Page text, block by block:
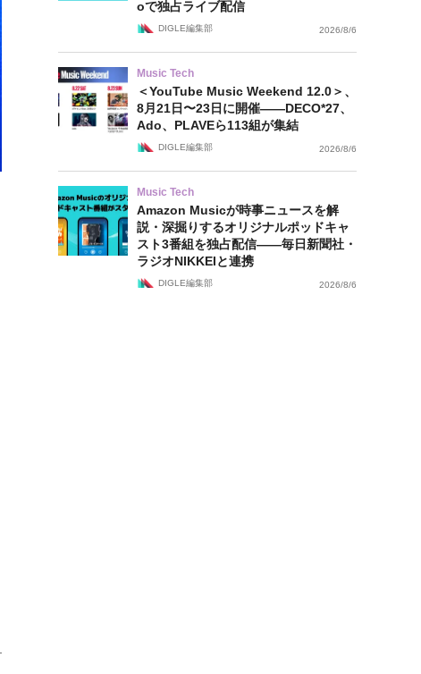
oで独占ライブ配信
DIGLE編集部 2026/8/6
Music Tech
＜YouTube Music Weekend 12.0＞、
8月21日〜23日に開催——DECO*27、
Ado、PLAVEら113組が集結
DIGLE編集部 2026/8/6
Music Tech
Amazon Musicが時事ニュースを解
説・深掘りするオリジナルポッドキャ
スト3番組を独占配信——毎日新聞社・
ラジオNIKKEIと連携
DIGLE編集部 2026/8/6